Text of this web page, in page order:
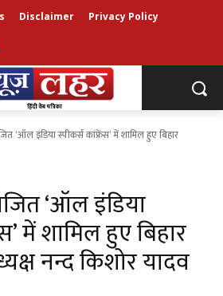
Disclaimer Privacy Policy
‘ऑल इंडिया स्पीकर्स कांफ्रेंस’ में शामिल हुए बिहार
‘ऑल इंडिया
में शामिल हुए बिहार
नन्द किशोर यादव